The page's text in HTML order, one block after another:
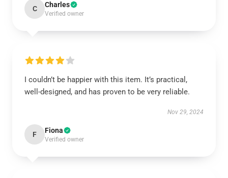
C Charles
Verified owner
I couldn’t be happier with this item. It’s practical,
well-designed, and has proven to be very reliable.
Nov 29, 2024
F Fiona
Verified owner